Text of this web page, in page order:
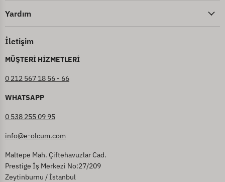
Yardım
İletişim
MÜŞTERİ HİZMETLERİ
0 212 567 18 56 - 66
WHATSAPP
0 538 255 09 95
info@e-olcum.com
Maltepe Mah. Çiftehavuzlar Cad.
Prestige İş Merkezi No:27/209
Zeytinburnu / İstanbul